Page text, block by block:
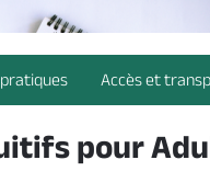
intuitifs pour adultes _1 -
Accès et
pour